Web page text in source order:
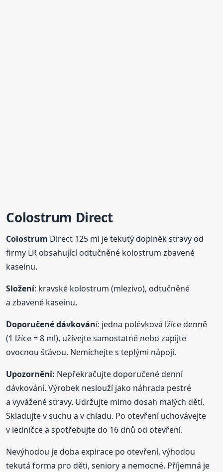
Colostrum Direct
Colostrum Direct 125 ml je tekutý doplněk stravy od
firmy LR obsahující odtučněné kolostrum zbavené
kaseinu.
Složení: kravské kolostrum (mlezivo), odtučněné
a zbavené kaseinu.
Doporučené dávkování: jedna polévková lžíce denně
(1 lžíce = 8 ml), užívejte samostatně nebo zapijte
ovocnou šťávou. Nemíchejte s teplými nápoji.
Upozornění: Nepřekračujte doporučené denní
dávkování. Výrobek neslouží jako náhrada pestré
a vyvážené stravy. Udržujte mimo dosah malých dětí.
Skladujte v suchu a v chladu. Po otevření uchovávejte
v ledničce a spotřebujte do 16 dnů od otevření.
Nevýhodou je doba expirace po otevření, výhodou
tekutá forma pro děti, seniory a nemocné. Příjemná je